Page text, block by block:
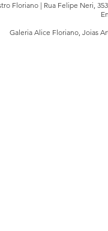
Floriano | Rua Felipe Neri,
Galeria Alice Floriano, Joias